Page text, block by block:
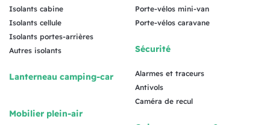
Isolants cabine
Isolants cellule
Isolants portes-arrières
Autres isolants
Lanterneau camping-car
Mobilier plein-air
Porte-vélos mini-van
Porte-vélos caravane
Sécurité
Alarmes et traceurs
Antivols
Caméra de recul